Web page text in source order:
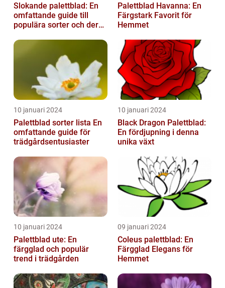
Slokande palettblad: En
omfattande guide till
populära sorter och deras
Palettblad Havanna: En
Färgstark Favorit för
Hemmet
10 januari 2024
Palettblad sorter lista En
omfattande guide för
trädgårdsentusiaster
10 januari 2024
Black Dragon Palettblad:
En fördjupning i denna
unika växt
10 januari 2024
Palettblad ute: En
färgglad och populär
trend i trädgården
09 januari 2024
Coleus palettblad: En
Färgglad Elegans för
Hemmet